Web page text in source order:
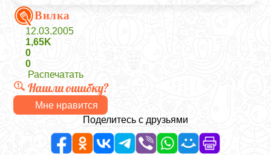
Вилка
12.03.2005
1,65K
0
0
Распечатать
Нашли ошибку?
Мне нравится
Поделитесь с друзьями